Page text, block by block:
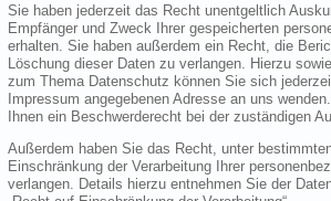
Sie haben jederzeit das Recht unentgeltlich
Empfänger und Zweck Ihrer gespeicherten
erhalten. Sie haben außerdem ein Recht, die
Löschung dieser Daten zu verlangen. Hierzu
zum Thema Datenschutz können Sie sich
Impressum angegebenen Adresse an uns
Ihnen ein Beschwerderecht bei der zuständigen
Außerdem haben Sie das Recht, unter
Einschränkung der Verarbeitung Ihrer
verlangen. Details hierzu entnehmen Sie der